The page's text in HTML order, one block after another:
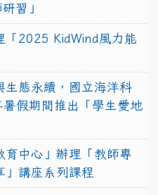
習」
「2025 KidWind風力能
生態永續，國立海洋科
假期間推出「學生愛地
育中心」辦理「教師專
」講座系列課程